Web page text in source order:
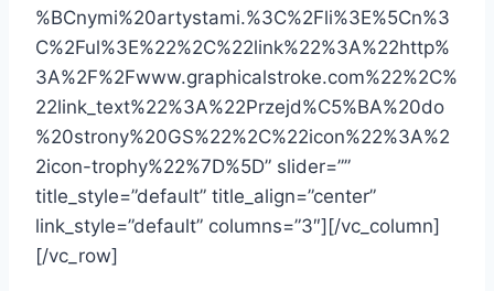
%BCnymi%20artystami.%3C%2Fli%3E%5Cn%3
C%2Ful%3E%22%2C%22link%22%3A%22http%
3A%2F%2Fwww.graphicalstroke.com%22%2C%
22link_text%22%3A%22Przejd%C5%BA%20do
%20strony%20GS%22%2C%22icon%22%3A%2
2icon-trophy%22%7D%5D” slider=””
title_style=”default” title_align=”center”
link_style=”default” columns=”3″][/vc_column]
[/vc_row]